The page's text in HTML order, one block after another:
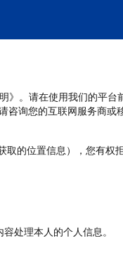
》。请在使用我们的平台
询您的互联网服务商或
的位置信息），您有权
容处理本人的个人信息。